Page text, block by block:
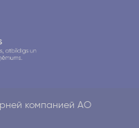
компанией АО